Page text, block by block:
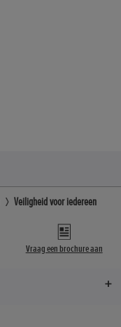
Veiligheid voor iedereen
Vraag een brochure aan